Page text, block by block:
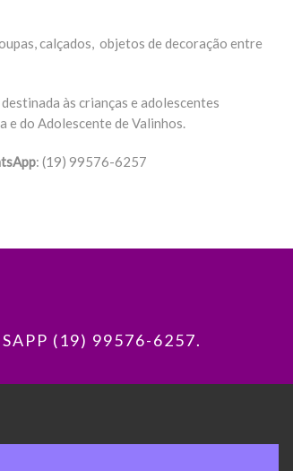
calçados, objetos de decoração entre
às crianças e adolescentes
e do Adolescente de Valinhos.
: (19) 99576-6257
(19) 99576-6257.